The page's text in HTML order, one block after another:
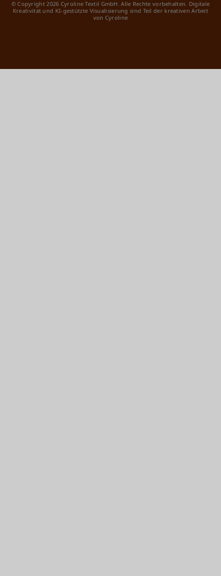
© Copyright 2026 Cyroline Textil GmbH. Alle Rechte vorbehalten. Digitale
Kreativität und KI-gestützte Visualisierung sind Teil der kreativen Arbeit
von Cyroline